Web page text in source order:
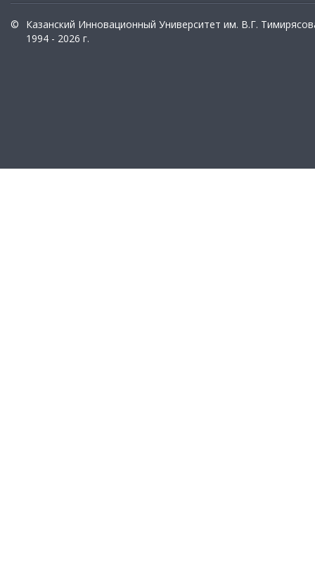
©
Казанский Инновационный Университет им. В.Г.
1994 - 2026 г.